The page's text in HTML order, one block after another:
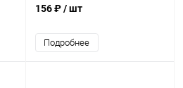
156 ₽/ шт
Подробнее